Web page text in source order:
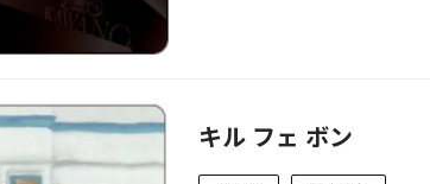
キル フェ ボン